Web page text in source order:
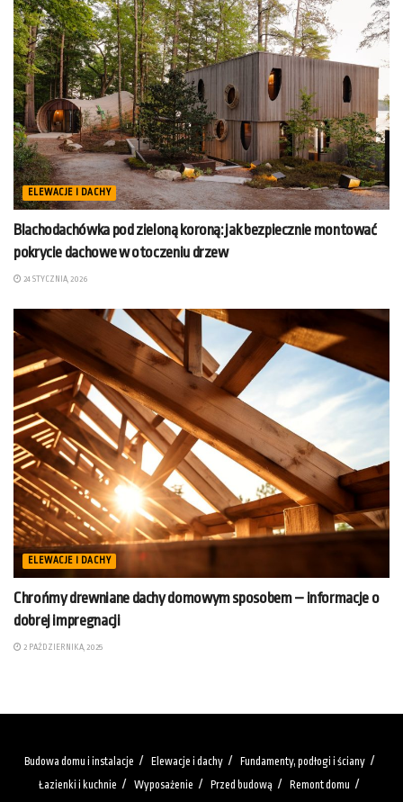
ELEWACJE I DACHY
Blachodachówka pod zieloną koroną: jak bezpiecznie montować
pokrycie dachowe w otoczeniu drzew
24 STYCZNIA, 2026
ELEWACJE I DACHY
Chrońmy drewniane dachy domowym sposobem – informacje o
dobrej impregnacji
2 PAŹDZIERNIKA, 2025
Budowa domu i instalacje Elewacje i dachy
Fundamenty, podłogi i ściany
Łazienki i kuchnie
Wyposażenie Przed budową
Remont domu